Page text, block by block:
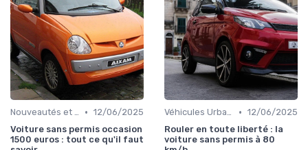
Nouveautés et Tendances • 12/06/2025
Voiture sans permis occasion
1500 euros : tout ce qu'il faut
Véhicules Urbains • 12/06/2025
Rouler en toute liberté : la
voiture sans permis à 80